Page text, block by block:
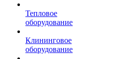
Тепловое
оборудование
Клининговое
оборудование